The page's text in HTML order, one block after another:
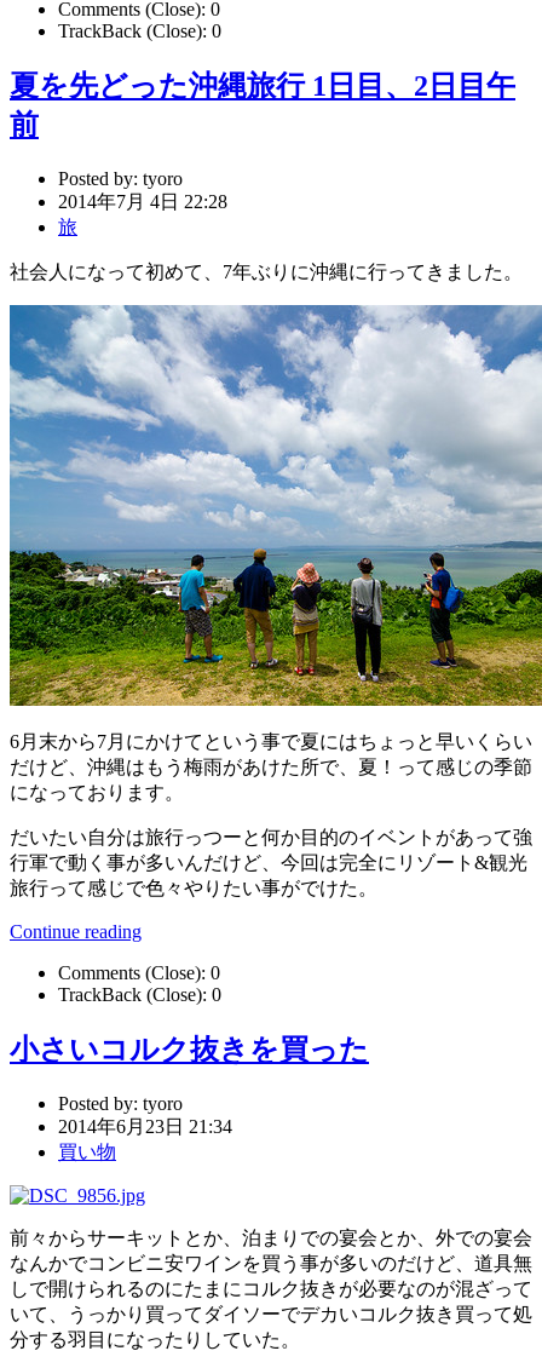
Comments (Close): 0
TrackBack (Close): 0
夏を先どった沖縄旅行 1日目、2日目午
前
Posted by: tyoro
2014年7月 4日 22:28
旅
社会人になって初めて、7年ぶりに沖縄に行ってきました。
6月末から7月にかけてという事で夏にはちょっと早いくらい
だけど、沖縄はもう梅雨があけた所で、夏！って感じの季節
になっております。
だいたい自分は旅行っつーと何か目的のイベントがあって強
行軍で動く事が多いんだけど、今回は完全にリゾート&観光
旅行って感じで色々やりたい事がでけた。
Continue reading
Comments (Close): 0
TrackBack (Close): 0
小さいコルク抜きを買った
Posted by: tyoro
2014年6月23日 21:34
買い物
前々からサーキットとか、泊まりでの宴会とか、外での宴会
なんかでコンビニ安ワインを買う事が多いのだけど、道具無
しで開けられるのにたまにコルク抜きが必要なのが混ざって
いて、うっかり買ってダイソーでデカいコルク抜き買って処
分する羽目になったりしていた。